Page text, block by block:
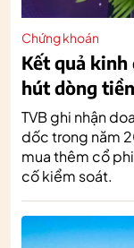
Chứng khoán
Kết quả kinh
hút dòng
TVB ghi nhận
dốc trong năm
mua thêm cổ
cố kiểm soát.